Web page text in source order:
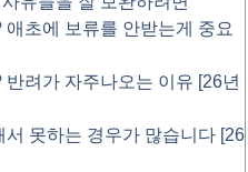
초에 보류를 안받는게 중요
려가 자주나오는 이유 [26년
서 못하는 경우가 많습니다 [26